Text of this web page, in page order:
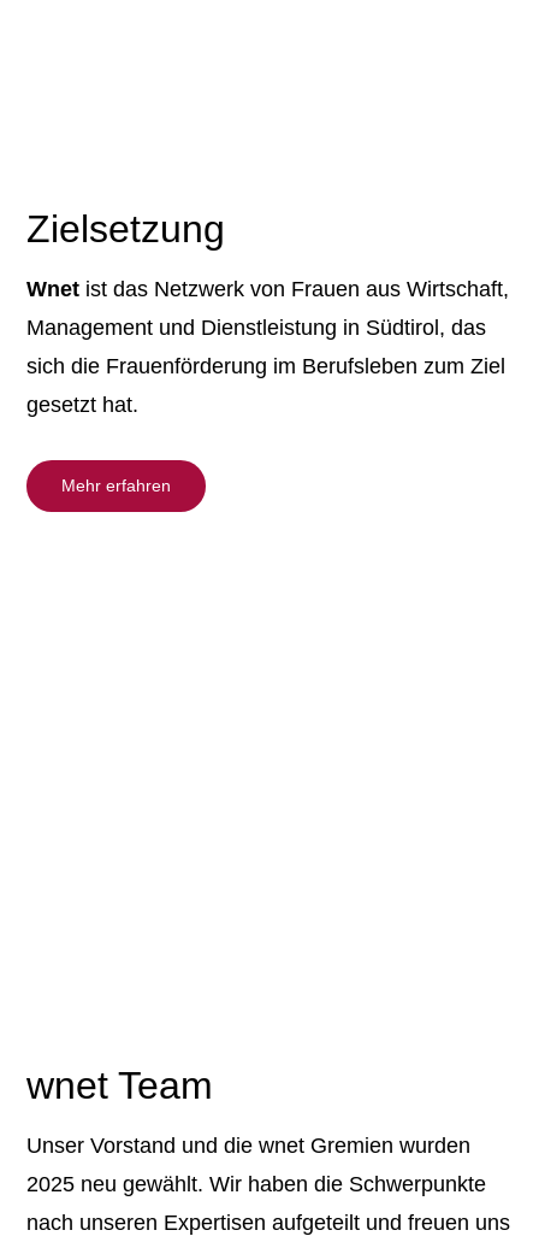
Zielsetzung
Wnet ist das Netzwerk von Frauen aus Wirtschaft,
Management und Dienstleistung in Südtirol, das
sich die Frauenförderung im Berufsleben zum Ziel
gesetzt hat.
Mehr erfahren
wnet Team
Unser Vorstand und die wnet Gremien wurden
2025 neu gewählt. Wir haben die Schwerpunkte
nach unseren Expertisen aufgeteilt und freuen uns